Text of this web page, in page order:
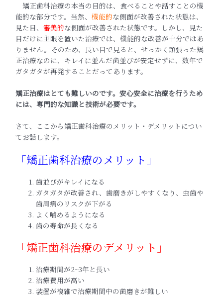
矯正歯科治療の本当の目的は、食べることや話すことの機
能的な部分です。当然、機能的な側面が改善された状態は、
見た目、審美的な側面が改善された状態です。しかし、見た
目だけに主眼を置いた治療では、機能的な改善が十分ではあ
りません。そのため、長い目で見ると、せっかく頑張った矯
正治療なのに、キレイに並んだ歯並びが安定せずに、数年で
ガタガタが再発することだってあります。
矯正治療はとても難しいのです。安心安全に治療を行うため
には、専門的な知識と技術が必要です。
さて、ここから矯正歯科治療のメリット・デメリットについ
てお話します。
「矯正歯科治療のメリット」
歯並びがキレイになる
ガタガタが改善され、歯磨きがしやすくなり、虫歯や
歯周病のリスクが下がる
よく噛めるようになる
歯の寿命が長くなる
「矯正歯科治療のデメリット」
治療期間が2~3年と長い
治療費用が高い
装置が複雑で治療期間中の歯磨きが難しい